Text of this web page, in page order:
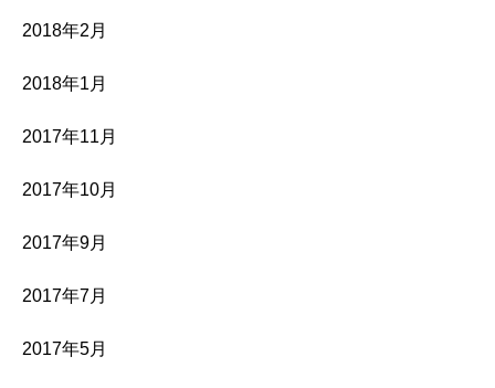
2018年2月
2018年1月
2017年11月
2017年10月
2017年9月
2017年7月
2017年5月